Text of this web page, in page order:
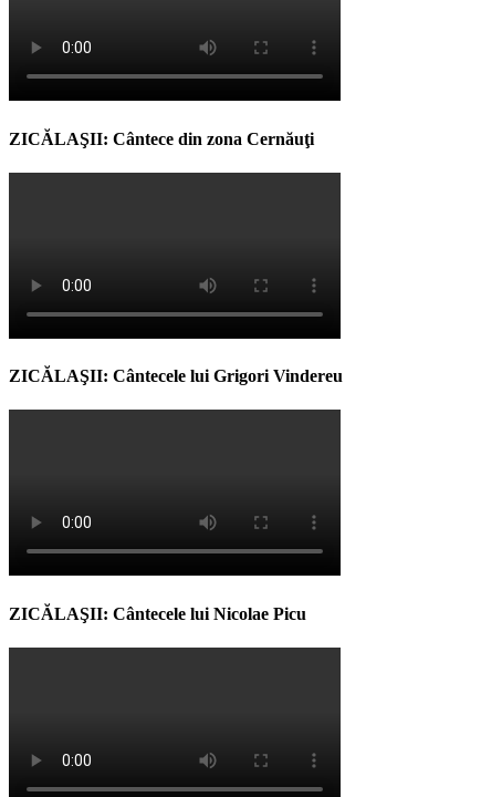
ZICĂLAŞII: Cântece din zona Cernăuţi
ZICĂLAŞII: Cântecele lui Grigori Vindereu
ZICĂLAŞII: Cântecele lui Nicolae Picu